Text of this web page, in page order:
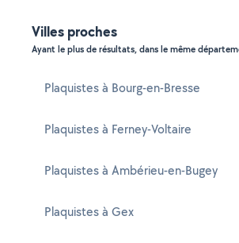
Villes proches
Ayant le plus de résultats, dans le même
Plaquistes à Bourg-en-Bresse
Plaquistes à Ferney-Voltaire
Plaquistes à Ambérieu-en-Bugey
Plaquistes à Gex